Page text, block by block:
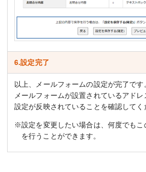
6.設定完了
以上、メールフォームの設定が完了です
メールフォームが設置されているアドレ
設定が反映されていることを確認してく
※設定を変更したい場合は、何度でもこ
を行うことができます。